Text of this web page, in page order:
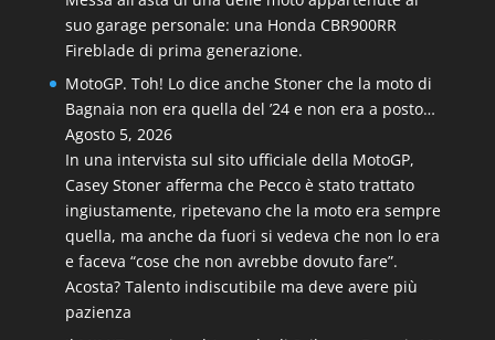
suo garage personale: una Honda CBR900RR
Fireblade di prima generazione.
MotoGP. Toh! Lo dice anche Stoner che la moto di
Bagnaia non era quella del ’24 e non era a posto…
Agosto 5, 2026
In una intervista sul sito ufficiale della MotoGP,
Casey Stoner afferma che Pecco è stato trattato
ingiustamente, ripetevano che la moto era sempre
quella, ma anche da fuori si vedeva che non lo era
e faceva “cose che non avrebbe dovuto fare”.
Acosta? Talento indiscutibile ma deve avere più
pazienza